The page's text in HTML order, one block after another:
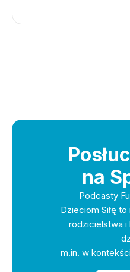
na
Podcasty
Dzieciom Siłę
rodzicielstwa
m.in. w